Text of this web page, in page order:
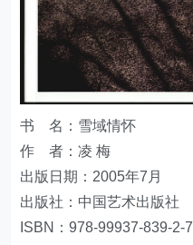
书 名：雪域情怀
作 者：凌 梅
出版日期：2005年7月
出版社：中国艺术出版社
ISBN：978-99937-839-2-7